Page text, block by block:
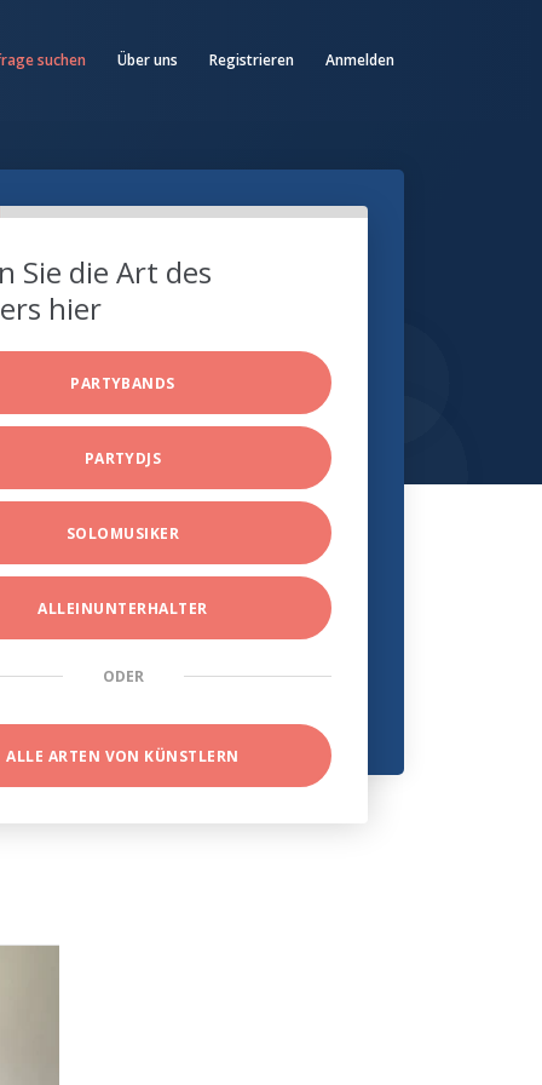
suchen Über uns Registrieren Anmelden
Sie die Art des
hier
PARTYBANDS
PARTYDJS
SOLOMUSIKER
ALLEINUNTERHALTER
ODER
ALLE ARTEN VON KÜNSTLERN